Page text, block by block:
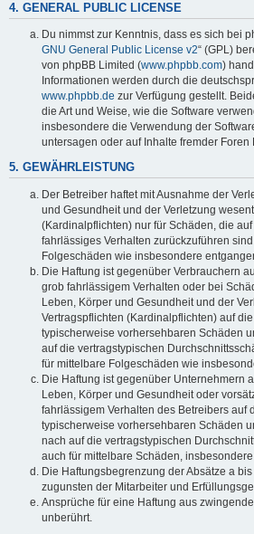
4. GENERAL PUBLIC LICENSE
Du nimmst zur Kenntnis, dass es sich bei
GNU General Public License v2“ (GPL)
von phpBB Limited (www.phpbb.com)
Informationen werden durch die
www.phpbb.de zur Verfügung gestellt.
die Art und Weise, wie die Software
insbesondere die Verwendung der
untersagen oder auf Inhalte fremder Foren
5. GEWÄHRLEISTUNG
Der Betreiber haftet mit Ausnahme der
und Gesundheit und der Verletzung
(Kardinalpflichten) nur für Schäden, die
fahrlässiges Verhalten zurückzuführen
Folgeschäden wie insbesondere
Die Haftung ist gegenüber Verbrauchern
grob fahrlässigem Verhalten oder bei
Leben, Körper und Gesundheit und der
Vertragspflichten (Kardinalpflichten) auf
typischerweise vorhersehbaren Schäden
auf die vertragstypischen
für mittelbare Folgeschäden wie
Die Haftung ist gegenüber Unternehmern
Leben, Körper und Gesundheit oder
fahrlässigem Verhalten des Betreibers auf
typischerweise vorhersehbaren Schäden
nach auf die vertragstypischen
auch für mittelbare Schäden,
Die Haftungsbegrenzung der Absätze a
zugunsten der Mitarbeiter und
Ansprüche für eine Haftung aus
unberührt.